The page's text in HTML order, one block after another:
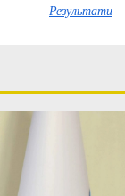
Результати